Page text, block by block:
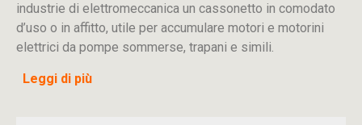
industrie di elettromeccanica un cassonetto in comodato
d’uso o in affitto, utile per accumulare motori e motorini
elettrici da pompe sommerse, trapani e simili.
Leggi di più